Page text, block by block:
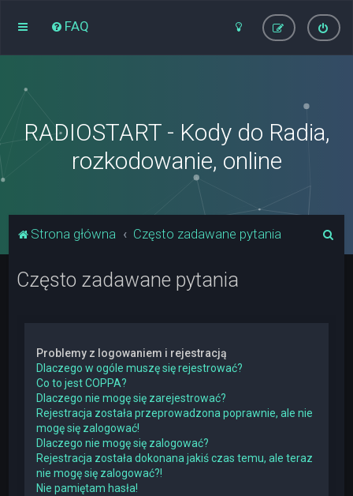
FAQ
RADIOSTART - Kody do Radia,
rozkodowanie, online
Strona główna Często zadawane pytania
Często zadawane pytania
Problemy z logowaniem i rejestracją
Dlaczego w ogóle muszę się rejestrować?
Co to jest COPPA?
Dlaczego nie mogę się zarejestrować?
Rejestracja została przeprowadzona poprawnie, ale nie
mogę się zalogować!
Dlaczego nie mogę się zalogować?
Rejestracja została dokonana jakiś czas temu, ale teraz
nie mogę się zalogować?!
Nie pamiętam hasła!